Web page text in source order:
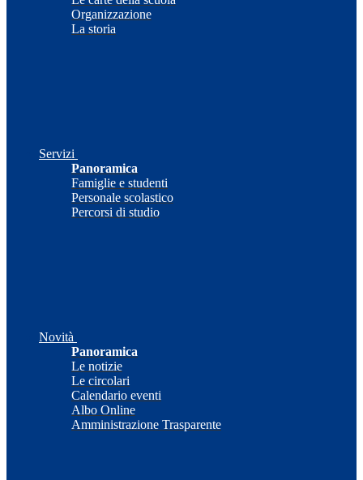
Organizzazione
La storia
Servizi
Panoramica
Famiglie e studenti
Personale scolastico
Percorsi di studio
Novità
Panoramica
Le notizie
Le circolari
Calendario eventi
Albo Online
Amministrazione Trasparente